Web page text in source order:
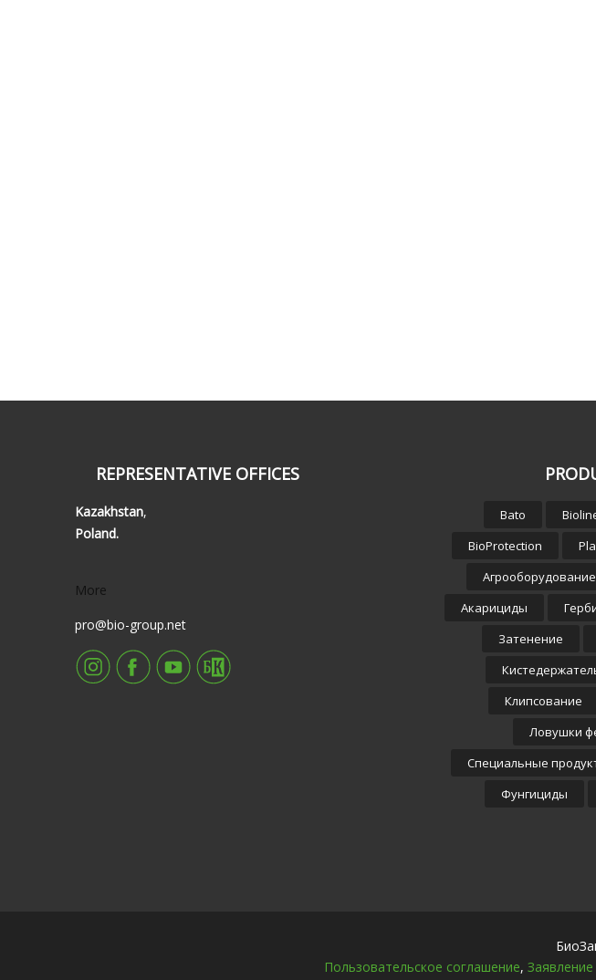
REPRESENTATIVE OFFICES
Kazakhstan,
Poland.
More
pro@bio-group.net
Bato
BioProtection
Агрооборудование
Акарициды
Затенение
Клипсование
Ловушки
Специальные
Фунгициды
Пользовательское соглашение,